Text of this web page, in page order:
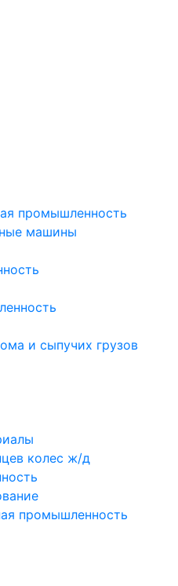
промышленность
машины
и сыпучих грузов
колес ж/д
промышленность